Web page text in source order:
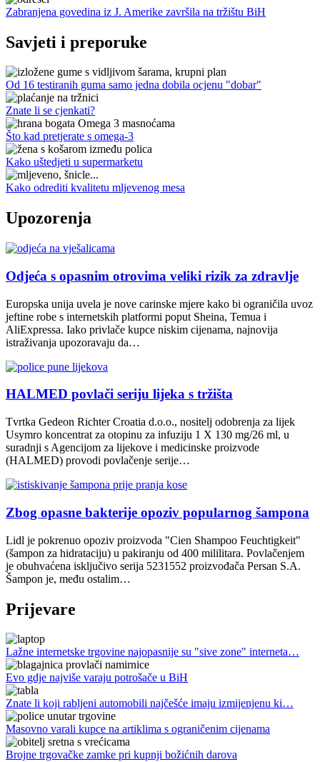
Zabranjena govedina iz J. Amerike završila na tržištu BiH
Savjeti i preporuke
Od 16 testiranih guma samo jedna dobila ocjenu "dobar"
Znate li se cjenkati?
Što kad pretjerate s omega-3
Kako uštedjeti u supermarketu
Kako odrediti kvalitetu mljevenog mesa
Upozorenja
Odjeća s opasnim otrovima veliki rizik za zdravlje
Europska unija uvela je nove carinske mjere kako bi ograničila uvoz
jeftine robe s internetskih platformi poput Sheina, Temua i
AliExpressa. Iako privlače kupce niskim cijenama, najnovija
istraživanja upozoravaju da…
HALMED povlači seriju lijeka s tržišta
Tvrtka Gedeon Richter Croatia d.o.o., nositelj odobrenja za lijek
Usymro koncentrat za otopinu za infuziju 1 X 130 mg/26 ml, u
suradnji s Agencijom za lijekove i medicinske proizvode
(HALMED) provodi povlačenje serije…
Zbog opasne bakterije opoziv popularnog šampona
Lidl je pokrenuo opoziv proizvoda "Cien Shampoo Feuchtigkeit"
(šampon za hidrataciju) u pakiranju od 400 mililitara. Povlačenjem
je obuhvaćena isključivo serija 5231552 proizvođača Persan S.A.
Šampon je, među ostalim…
Prijevare
Lažne internetske trgovine najopasnije su "sive zone" interneta…
Evo gdje najviše varaju potrošače u BiH
Znate li koji rabljeni automobili najčešće imaju izmijenjenu ki…
Masovno varali kupce na artiklima s ograničenim cijenama
Brojne trgovačke zamke pri kupnji božićnih darova